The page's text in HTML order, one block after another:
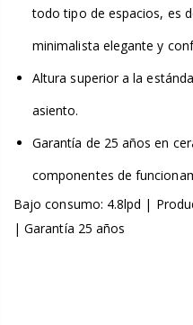
todo tipo de espacios, es
minimalista elegante y
Altura superior a la
asiento.
Garantía de 25 años en
componentes de
Bajo consumo: 4.8lpd |
| Garantía 25 años